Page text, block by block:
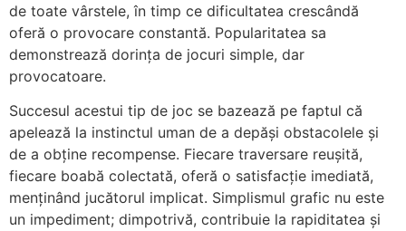
de toate vârstele, în timp ce dificultatea crescândă
oferă o provocare constantă. Popularitatea sa
demonstrează dorința de jocuri simple, dar
provocatoare.
Succesul acestui tip de joc se bazează pe faptul că
apelează la instinctul uman de a depăși obstacolele și
de a obține recompense. Fiecare traversare reușită,
fiecare boabă colectată, oferă o satisfacție imediată,
menținând jucătorul implicat. Simplismul grafic nu este
un impediment; dimpotrivă, contribuie la rapiditatea și